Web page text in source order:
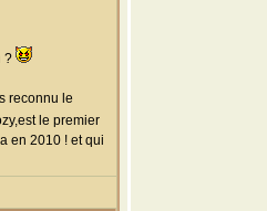
?
reconnu le
le premier
en 2010 ! et qui